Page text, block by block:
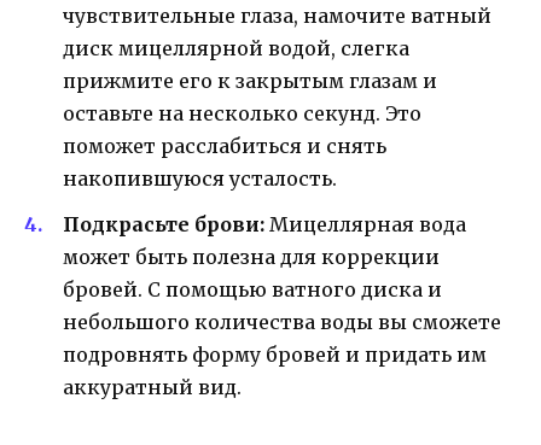
чувствительные глаза, намочите ватный
диск мицеллярной водой, слегка
прижмите его к закрытым глазам и
оставьте на несколько секунд. Это
поможет расслабиться и снять
накопившуюся усталость.
Подкрасьте брови: Мицеллярная вода
может быть полезна для коррекции
бровей. С помощью ватного диска и
небольшого количества воды вы сможете
подровнять форму бровей и придать им
аккуратный вид.